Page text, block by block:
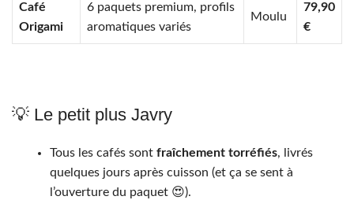
Café
Origami
6 paquets premium, profils
aromatiques variés
Moulu
79,90
€
💡 Le petit plus Javry
Tous les cafés sont fraîchement torréfiés, livrés
quelques jours après cuisson (et ça se sent à
l’ouverture du paquet 😍).